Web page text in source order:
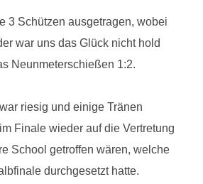
3 Schützen ausgetragen, wobei
war uns das Glück nicht hold
Neunmeterschießen 1:2.
riesig und einige Tränen
Finale wieder auf die Vertretung
School getroffen wären, welche
durchgesetzt hatte.